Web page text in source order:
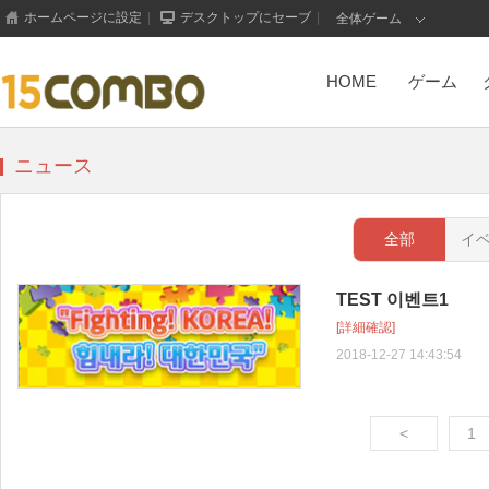
ホームページに設定 デスクトップにセーブ 全体ゲーム
HOME ゲーム
ニュース
全部 イ
H5 Game
TEST 이벤트1
[詳細確認]
2018-12-27 14:43:54
< 1